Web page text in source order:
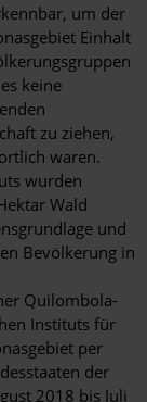
um der
Einhalt
keine
zu ziehen,
waren.
wurden
Wald
und
Bevölkerung in
Quilombola-
Instituts für
per
der
2018 bis Juli